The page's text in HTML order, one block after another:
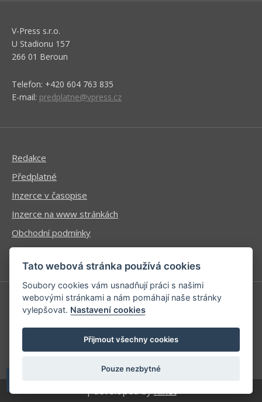
V-Press s.r.o.
U Stadionu 157
266 01 Beroun
Telefon: +420 604 763 835
E-mail: predplatne@vpress.cz
Redakce
Předplatné
Inzerce v časopise
Inzerce na www stránkách
Obchodní podmínky
Ochrana osobních údajů
Příhlášení | Registrace
Kontaktní informace
Mapa stránek
| developed byKinet
Tato webová stránka používá cookies
Soubory cookies vám usnadňují práci s našimi
webovými stránkami a nám pomáhají naše stránky
vylepšovat. Nastavení cookies
Přijmout všechny cookies
Pouze nezbytné